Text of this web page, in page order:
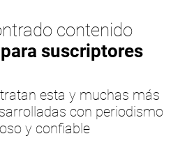
contenido
suscriptores
esta y muchas más
con periodismo
y confiable